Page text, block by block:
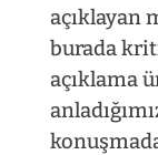
açıklayan
burada
açıklama